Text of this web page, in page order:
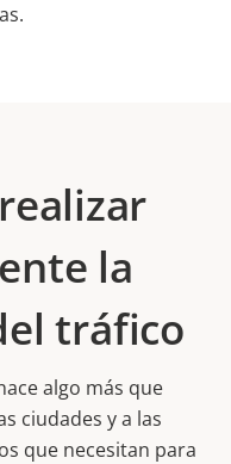
la
tráfico
algo más que
ciudades y a las
que necesitan para